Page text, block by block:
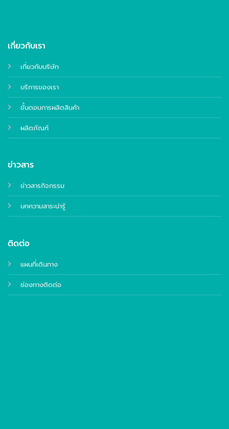
เกี่ยวกับเรา
เกี่ยวกับบริษัท
บริการของเรา
ขั้นตอนการผลิตสินค้า
ผลิตภัณฑ์
ข่าวสาร
ข่าวสารกิจกรรม
บทความสาระน่ารู้
ติดต่อ
แผนที่เดินทาง
ช่องทางติดต่อ